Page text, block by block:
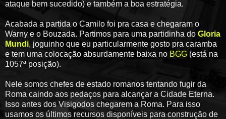
ataque bem sucedido) e também a boa estratégia.
Acabada a partida o Camilo foi pra casa e chegaram o
Warny e o Bouzada. Partimos para uma partidinha do Gloria
Mundi, joguinho que eu particularmente gosto pra caramba
e tem uma colocação absurdamente baixa no BGG (está na
1057ª posição).
Nele somos chefes de estado romanos tentando fugir da
Roma caindo aos pedaços para alcançar a Cidade Eterna.
Isso antes dos Visigodos chegarem a Roma. Para isso
usamos os últimos recursos disponíveis para construção de